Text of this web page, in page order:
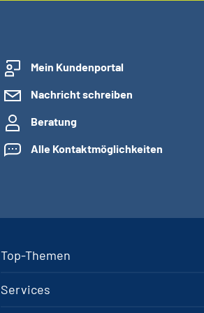
Mein Kundenportal
Nachricht schreiben
Beratung
Alle Kontaktmöglichkeiten
Top-Themen
Services